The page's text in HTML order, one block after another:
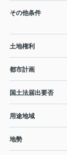
その他条件
土地権利
都市計画
国土法届出要否
用途地域
地勢